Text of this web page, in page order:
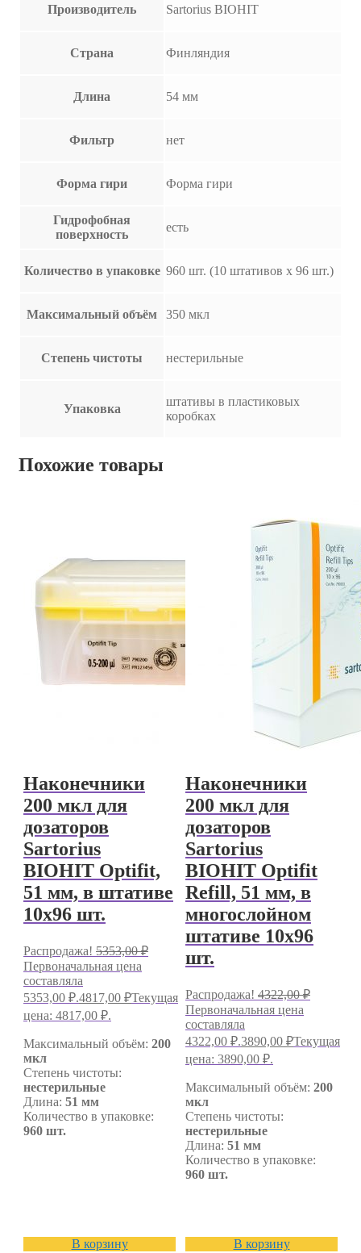
Производитель Sartorius BIOHIT
Страна Финляндия
Длина 54 мм
Фильтр нет
Форма гири Форма гири
Гидрофобная
поверхность
есть
Количество в упаковке 960 шт. (10 штативов х 96 шт.)
Максимальный объём 350 мкл
Степень чистоты нестерильные
Упаковка
штативы в пластиковых
коробках
Похожие товары
Наконечники
200 мкл для
дозаторов
Sartorius
BIOHIT Optifit,
51 мм, в штативе
10х96 шт.
Распродажа! 5353,00₽
Первоначальная цена
составляла
5353,00 ₽.4817,00 ₽Текущая
цена: 4817,00 ₽.
Максимальный объём: 200
мкл
Степень чистоты:
нестерильные
Длина: 51 мм
Количество в упаковке:
960 шт.
В корзину
Наконечники
200 мкл для
дозаторов
Sartorius
BIOHIT Optifit
Refill, 51 мм, в
многослойном
штативе 10х96
шт.
Распродажа! 4322,00₽
Первоначальная цена
составляла
4322,00 ₽.3890,00 ₽Текущая
цена: 3890,00 ₽.
Максимальный объём: 200
мкл
Степень чистоты:
нестерильные
Длина: 51 мм
Количество в упаковке:
960 шт.
В корзину